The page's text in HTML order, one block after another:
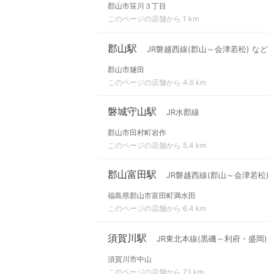
郡山市笹川３丁目
このページの店舗から 1 km
郡山駅 JR磐越西線(郡山～会津若松) など
郡山市燧田
このページの店舗から 4.6 km
磐城守山駅 JR水郡線
郡山市田村町岩作
このページの店舗から 5.4 km
郡山富田駅 JR磐越西線(郡山～会津若松)
福島県郡山市富田町満水田
このページの店舗から 6.4 km
須賀川駅 JR東北本線(黒磯～利府・盛岡)
須賀川市中山
このページの店舗から 7.1 km